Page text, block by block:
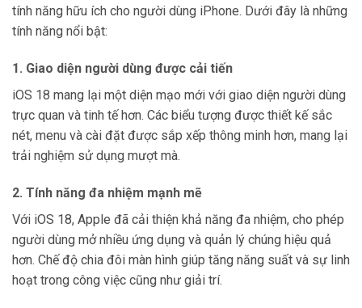
tính năng hữu ích cho người dùng iPhone. Dưới đây là những
tính năng nổi bật:
1. Giao diện người dùng được cải tiến
iOS 18 mang lại một diện mạo mới với giao diện người dùng
trực quan và tinh tế hơn. Các biểu tượng được thiết kế sắc
nét, menu và cài đặt được sắp xếp thông minh hơn, mang lại
trải nghiệm sử dụng mượt mà.
2. Tính năng đa nhiệm mạnh mẽ
Với iOS 18, Apple đã cải thiện khả năng đa nhiệm, cho phép
người dùng mở nhiều ứng dụng và quản lý chúng hiệu quả
hơn. Chế độ chia đôi màn hình giúp tăng năng suất và sự linh
hoạt trong công việc cũng như giải trí.